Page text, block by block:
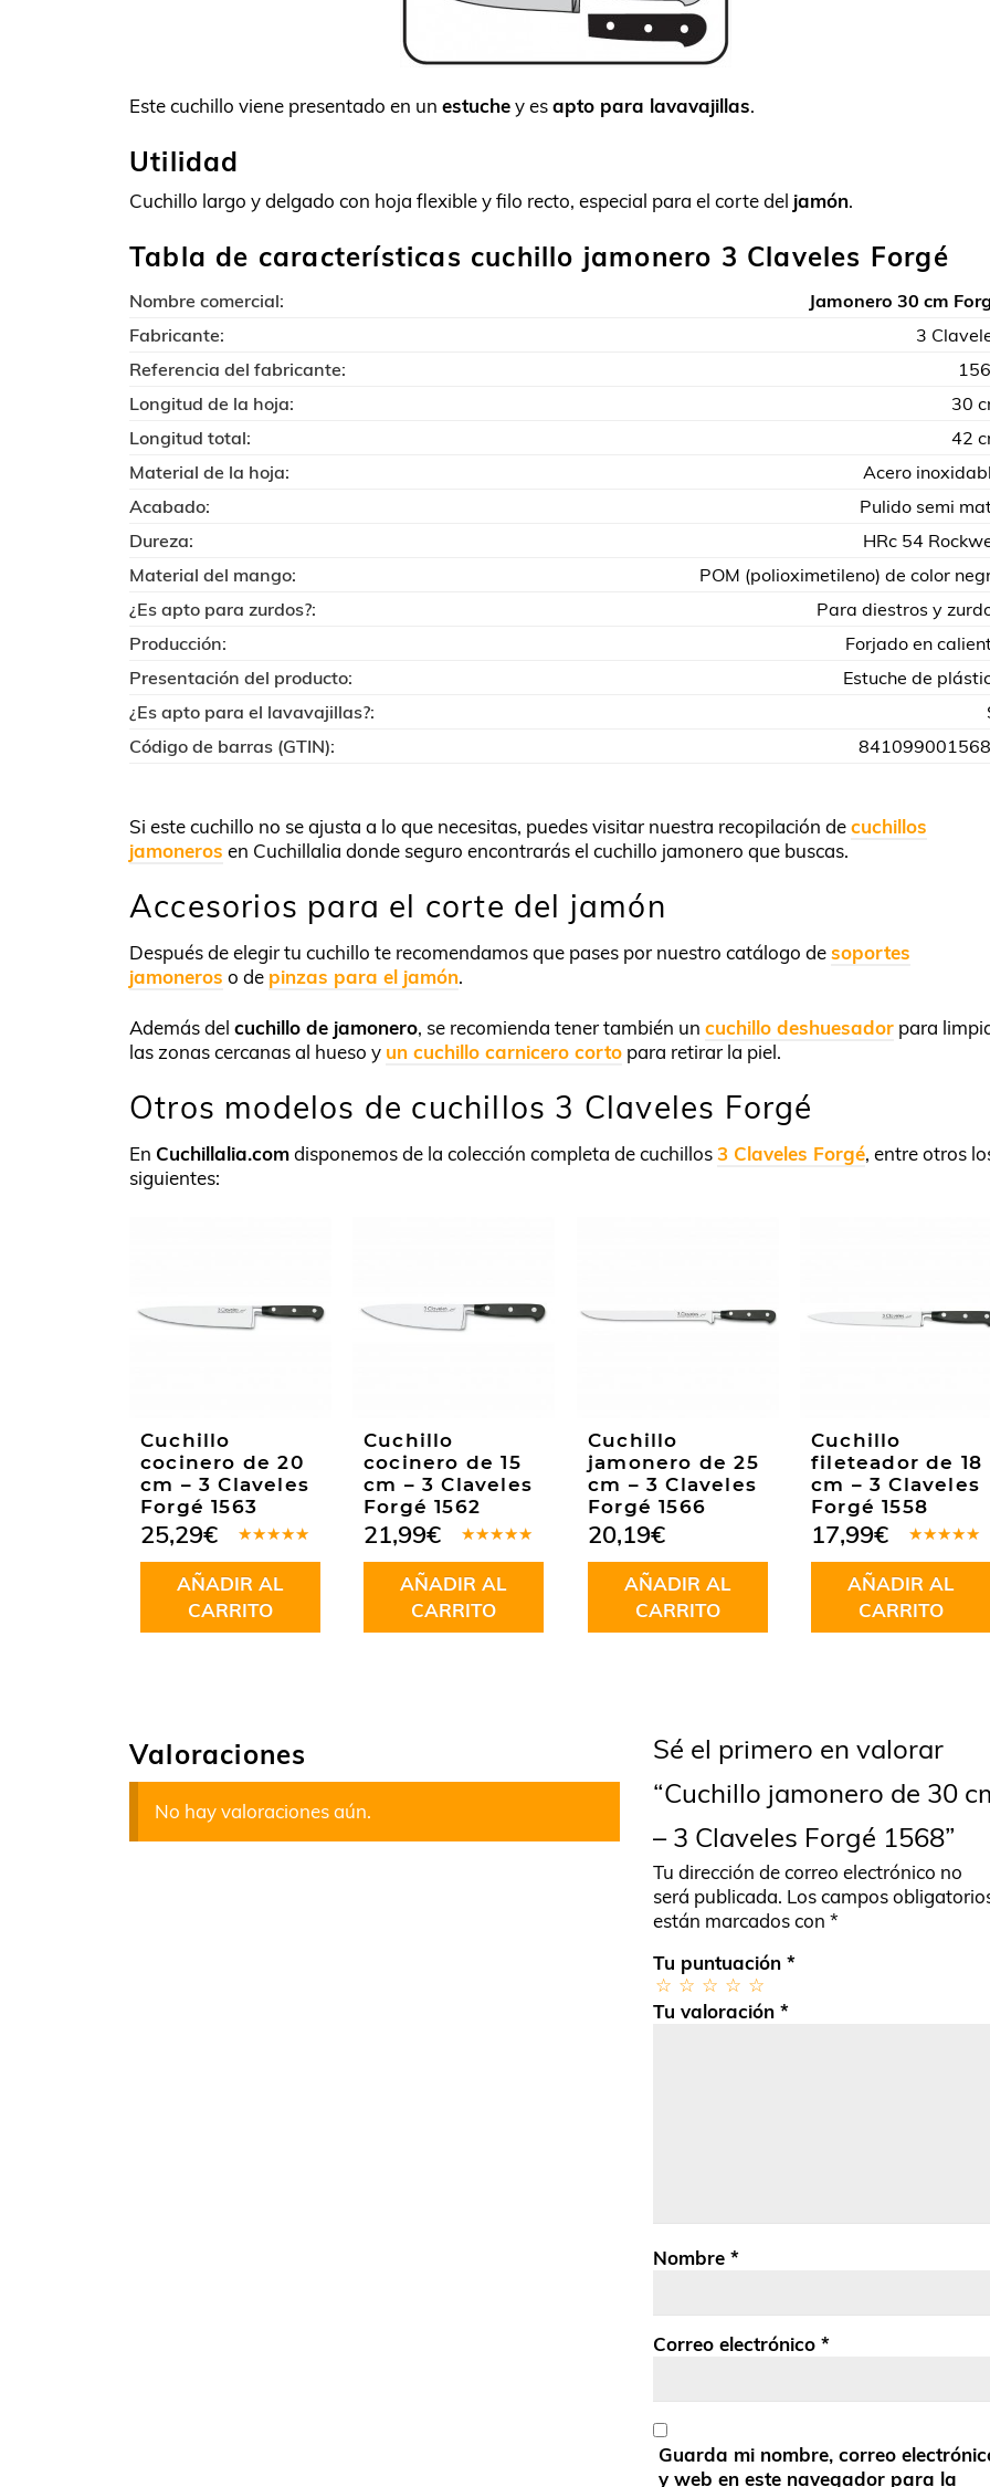
Este cuchillo viene presentado en un estuchey esapto para lavavajillas.
Utilidad
Cuchillo largo y delgado con hoja flexible y filo recto, especial para el corte del jamón.
Tabla de características cuchillo jamonero 3 Claveles Forgé
Nombre comercial:
Jamonero 30 cm
Fabricante:
3
Referencia del fabricante:
Longitud de la hoja:
30
Longitud total:
42
Material de la hoja:
Acero
Acabado:
Pulido semi
Dureza:
HRc 54
Material del mango:
POM (polioximetileno) de color
¿Es apto para zurdos?:
Para diestros y
Producción:
Forjado en
Presentación del producto:
Estuche de
¿Es apto para el lavavajillas?:
Código de barras (GTIN):
Si este cuchillo no se ajusta a lo que necesitas, puedes visitar nuestra recopilación decuchillos
jamoneros en Cuchillalia donde seguro encontrarás el cuchillo jamonero que buscas.
Accesorios para el corte del jamón
Después de elegir tu cuchillo te recomendamos que pases por nuestro catálogo desoportes
jamoneros o de pinzas para el jamón.
Además del cuchillo de jamonero, se recomienda tener también un cuchillo deshuesador para
las zonas cercanas al hueso y un cuchillo carnicero corto para retirar la piel.
Otros modelos de cuchillos 3 Claveles Forgé
En Cuchillalia.comdisponemos de la colección completa de cuchillos3 Claveles Forgé, entre otros
siguientes:
Cuchillo
cocinero de 20
cm – 3 Claveles
Forgé 1563
en4.50
de 5
25,29€
AÑADIR AL
CARRITO
Cuchillo
cocinero de 15
cm – 3 Claveles
Forgé 1562
en5.00de
5
21,99€
AÑADIR AL
CARRITO
Cuchillo
jamonero de 25
cm – 3 Claveles
Forgé 1566
20,19€
AÑADIR AL
CARRITO
Cuchillo
fileteador de 18
cm – 3 Claveles
Forgé 1558
en5.00de
5
17,99€
AÑADIR AL
CARRITO
Valoraciones
No hay valoraciones aún.
Sé el primero en valorar
“Cuchillo jamonero de 30
– 3 Claveles Forgé 1568”
Tu dirección de correo electrónico no
será publicada. Los campos
están marcados con *
Tu puntuación *
Tu valoración *
Nombre *
Correo electrónico *
Guarda mi nombre, correo
y web en este navegador para la